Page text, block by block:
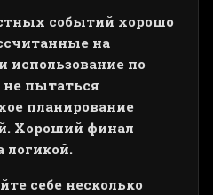
событий хорошо
на
использование по
не пытаться
планирование
Хороший финал
логикой.
себе несколько